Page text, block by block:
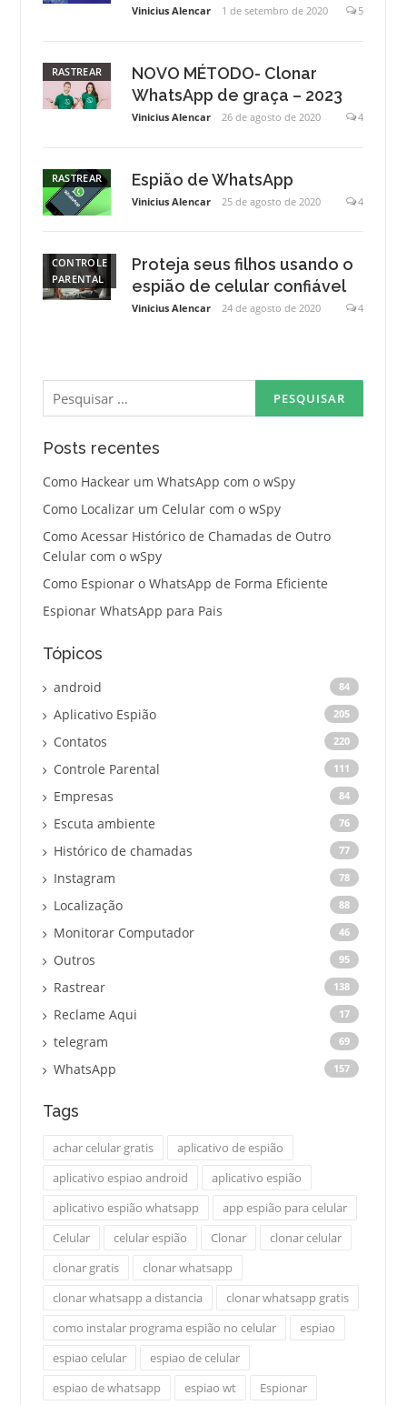
Vinicius Alencar 1 de setembro de 2020 5
RASTREAR
NOVO MÉTODO- Clonar
WhatsApp de graça – 2023
Vinicius Alencar 26 de agosto de 2020 4
RASTREAR Espião de WhatsApp
Vinicius Alencar 25 de agosto de 2020 4
CONTROLE
PARENTAL
Proteja seus filhos usando o
espião de celular confiável
Vinicius Alencar 24 de agosto de 2020 4
Pesquisar
por:
Posts recentes
Como Hackear um WhatsApp com o wSpy
Como Localizar um Celular com o wSpy
Como Acessar Histórico de Chamadas de Outro
Celular com o wSpy
Como Espionar o WhatsApp de Forma Eficiente
Espionar WhatsApp para Pais
Tópicos
android 84
Aplicativo Espião 205
Contatos 220
Controle Parental 111
Empresas 84
Escuta ambiente 76
Histórico de chamadas 77
Instagram 78
Localização 88
Monitorar Computador 46
Outros 95
Rastrear 138
Reclame Aqui 17
telegram 69
WhatsApp 157
Tags
achar celular gratis
aplicativo de espião
aplicativo espiao android
aplicativo espião
aplicativo espião whatsapp
app espião para celular
Celular
celular espião Clonar
clonar celular
clonar gratis
clonar whatsapp
clonar whatsapp a distancia
clonar whatsapp gratis
como instalar programa espião no celular
espiao
espiao celular
espiao de celular
espiao de whatsapp
espiao wt Espionar